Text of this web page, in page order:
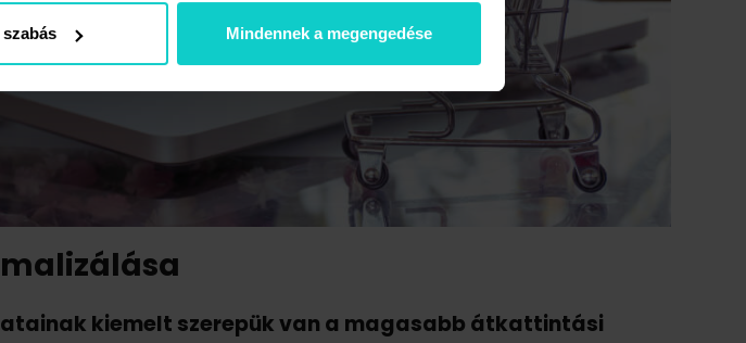
Mindennek a megengedése
kiemelt szerepük van a magasabb átkattintási